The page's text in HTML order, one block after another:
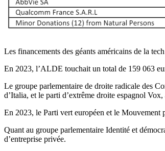
Les financements des géants américains de la
En 2023, l’ALDE touchait un total de 159 063
Le groupe parlementaire de droite radicale des
d’Italia, et le parti d’extrême droite espagnol
En 2023, le Parti vert européen et le Mouvement
Quant au groupe parlementaire Identité et
d’entreprise privée.